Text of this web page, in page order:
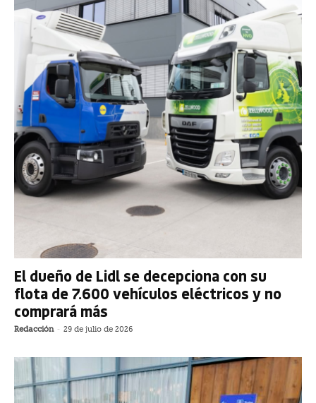
El dueño de Lidl se decepciona con su
flota de 7.600 vehículos eléctricos y no
comprará más
Redacción - 29 de julio de 2026